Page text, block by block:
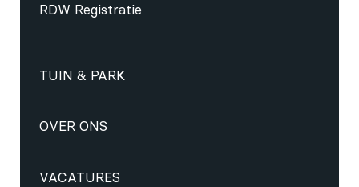
RDW Registratie
TUIN & PARK
OVER ONS
VACATURES